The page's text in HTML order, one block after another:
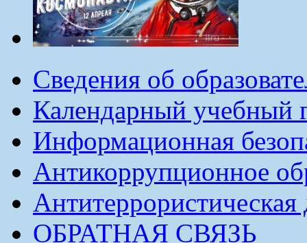
Сведения об
Календарный учебный
Информационная
Антикоррупционное
Антитеррористическая
ОБРАТНАЯ СВЯЗЬ